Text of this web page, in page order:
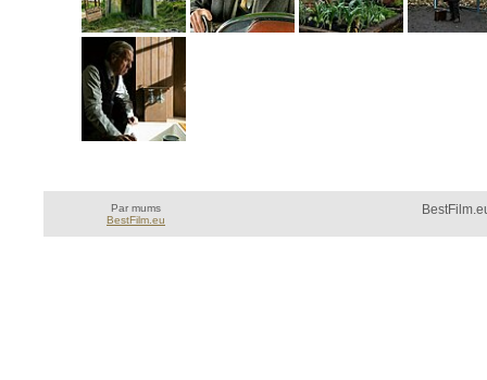
Par mums
BestFilm.eu